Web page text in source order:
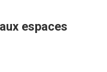
espaces